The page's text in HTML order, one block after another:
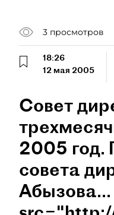
3 просмотров
18:26
12 мая 2005
Совет
2005 год.
совета